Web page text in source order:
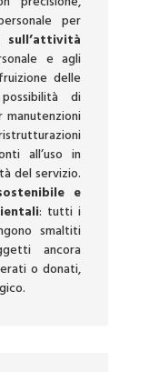
per
e agli
delle
di
all’uso in
del servizio.
e
: tutti i
smaltiti
ancora
o donati,